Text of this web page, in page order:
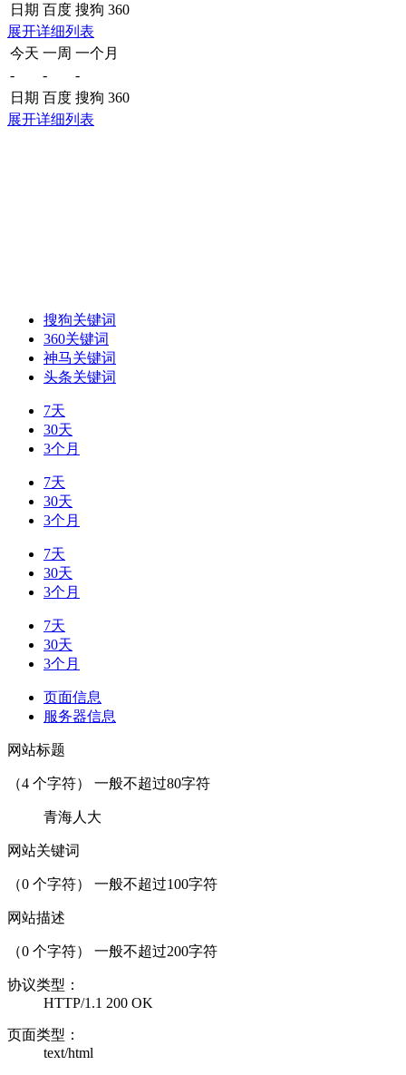
日期 百度 搜狗 360
展开详细列表
今天 一周 一个月
-
-
-
日期 百度 搜狗 360
展开详细列表
搜狗关键词
360关键词
神马关键词
头条关键词
7天
30天
3个月
7天
30天
3个月
7天
30天
3个月
7天
30天
3个月
页面信息
服务器信息
网站标题
（4 个字符） 一般不超过80字符
青海人大
网站关键词
（0 个字符） 一般不超过100字符
网站描述
（0 个字符） 一般不超过200字符
协议类型：
HTTP/1.1 200 OK
页面类型：
text/html